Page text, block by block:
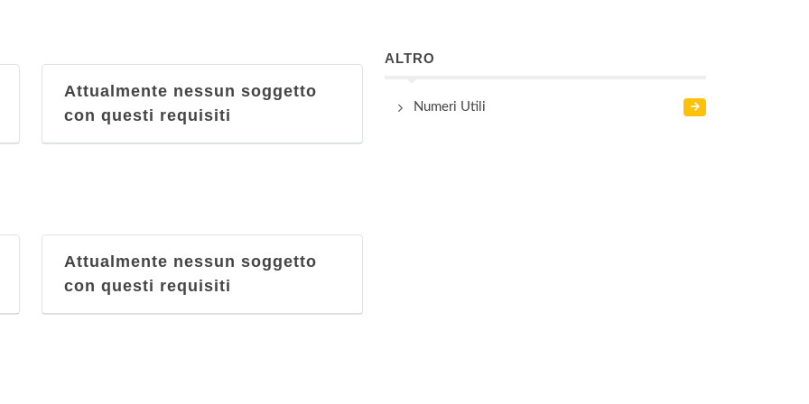
Attualmente nessun soggetto
con questi requisiti
Attualmente nessun soggetto
con questi requisiti
ALTRO
Numeri Utili